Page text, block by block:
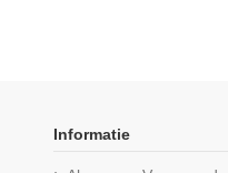
Informatie